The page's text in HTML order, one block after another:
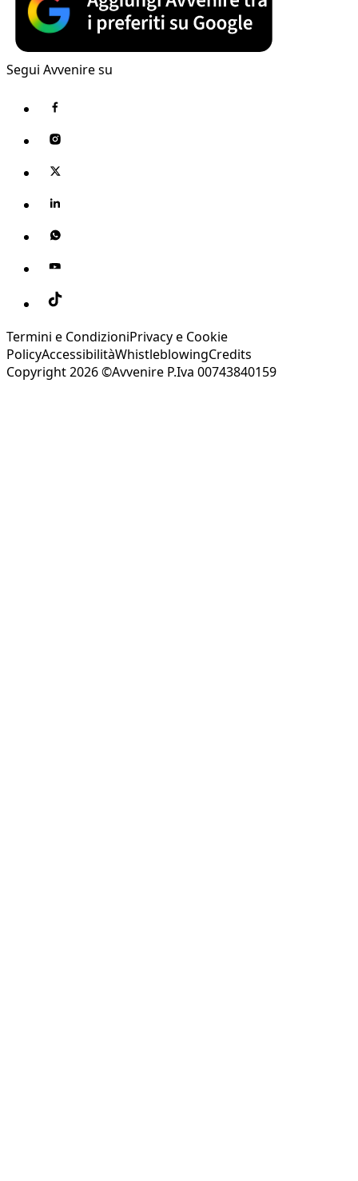
Segui Avvenire su
Termini e CondizioniPrivacy e Cookie
PolicyAccessibilitàWhistleblowingCredits
Copyright 2026 ©Avvenire P.Iva 00743840159